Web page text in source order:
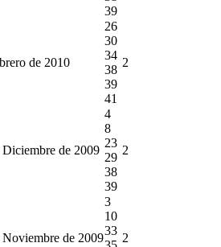
39
de 2010
26
30
34
38
39
41
2
de 2009
4
8
23
29
38
39
2
de 2009
3
10
33
2